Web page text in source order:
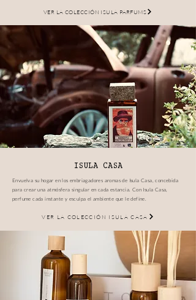
VER LA COLECCIÓN ISULA PARFUMS
ISULA CASA
Envuelva su hogar en los embriagadores aromas de Isula Casa, concebida
para crear una atmósfera singular en cada estancia. Con Isula Casa,
perfume cada instante y esculpa el ambiente que le define.
VER LA COLECCIÓN ISULA CASA